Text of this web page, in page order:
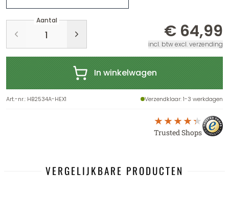
Aantal
€ 64,99
incl. btw excl. verzending
In winkelwagen
Art.-nr.: HB2534A-HEX1 Verzendklaar: 1-3 werkdagen
Trusted Shops
VERGELIJKBARE PRODUCTEN